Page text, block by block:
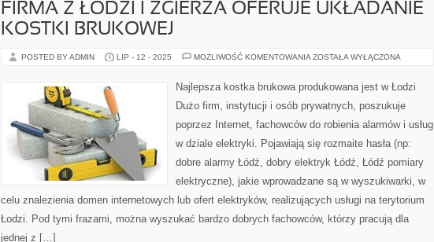
FIRMA Z ŁODZI I ZGIERZA OFERUJE UKŁADANIE
KOSTKI BRUKOWEJ
POSTED BY ADMIN LIP - 12 - 2025 MOŻLIWOŚĆ KOMENTOWANIA FIRMA
ZGIERZA
UKŁADANIE
BRUKOWEJ
ZOSTAŁA WYŁĄCZONA
Najlepsza kostka brukowa produkowana jest w Łodzi
Dużo firm, instytucji i osób prywatnych, poszukuje
poprzez Internet, fachowców do robienia alarmów i usług
w dziale elektryki. Pojawiają się rozmaite hasła (np:
dobre alarmy Łódź, dobry elektryk Łódź, Łódź pomiary
elektryczne), jakie wprowadzane są w wyszukiwarki, w
celu znalezienia domen internetowych lub ofert elektryków, realizujących usługi na terytorium
Łodzi. Pod tymi frazami, można wyszukać bardzo dobrych fachowców, którzy pracują dla
jednej z […]